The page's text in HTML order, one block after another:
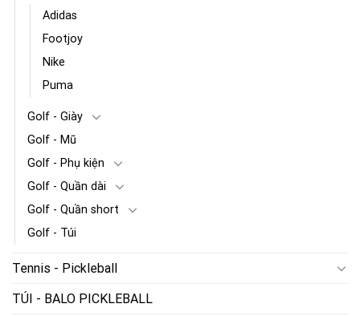
Adidas
Footjoy
Nike
Puma
Golf - Giày
Golf - Mũ
Golf - Phụ kiện
Golf - Quần dài
Golf - Quần short
Golf - Túi
Tennis - Pickleball
TÚI - BALO PICKLEBALL